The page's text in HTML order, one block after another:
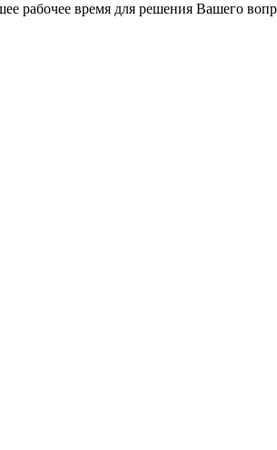
рабочее время для решения Вашего